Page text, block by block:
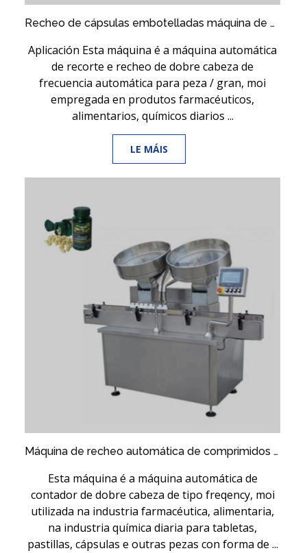
Recheo de cápsulas embotelladas máquina de compresas de pílulas dobre NP-SL60
Aplicación Esta máquina é a máquina automática
de recorte e recheo de dobre cabeza de
frecuencia automática para peza / gran, moi
empregada en produtos farmacéuticos,
alimentarios, químicos diarios ...
LE MÁIS
Máquina de recheo automática de comprimidos de pílulas de aceiro inoxidable
Esta máquina é a máquina automática de
contador de dobre cabeza de tipo freqency, moi
utilizada na industria farmacéutica, alimentaria,
na industria química diaria para tabletas,
pastillas, cápsulas e outras pezas con forma de ...